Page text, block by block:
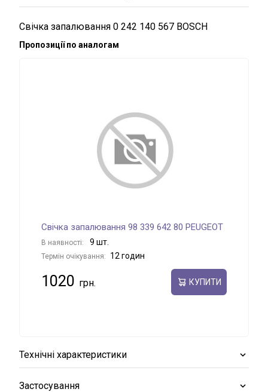
Свічка запалювання 0 242 140 567 BOSCH
Пропозиції по аналогам
Свічка запалювання 98 339 642 80 PEUGEOT
В наявності: 9 шт.
Термін очікування: 12 годин
1020 КУПИТИ
Технічні характеристики
Застосування